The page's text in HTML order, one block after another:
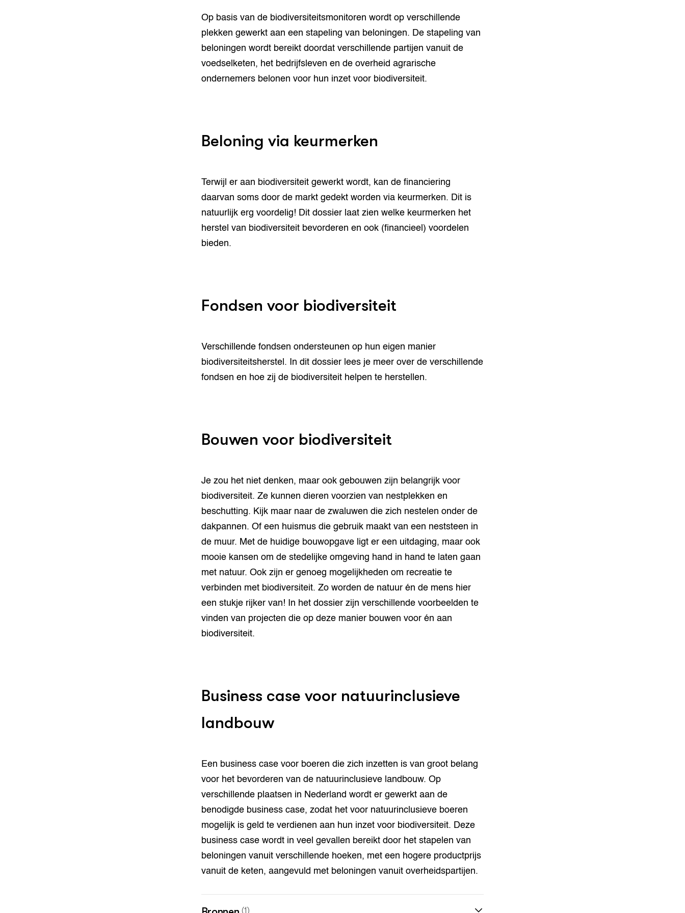
Op basis van de biodiversiteitsmonitoren wordt op verschillende
plekken gewerkt aan een stapeling van beloningen. De stapeling van
beloningen wordt bereikt doordat verschillende partijen vanuit de
voedselketen, het bedrijfsleven en de overheid agrarische
ondernemers belonen voor hun inzet voor biodiversiteit.
Beloning via keurmerken
Terwijl er aan biodiversiteit gewerkt wordt, kan de financiering
daarvan soms door de markt gedekt worden via keurmerken. Dit is
natuurlijk erg voordelig! Dit dossier laat zien welke keurmerken het
herstel van biodiversiteit bevorderen en ook (financieel) voordelen
bieden.
Fondsen voor biodiversiteit
Verschillende fondsen ondersteunen op hun eigen manier
biodiversiteitsherstel. In dit dossier lees je meer over de verschillende
fondsen en hoe zij de biodiversiteit helpen te herstellen.
Bouwen voor biodiversiteit
Je zou het niet denken, maar ook gebouwen zijn belangrijk voor
biodiversiteit. Ze kunnen dieren voorzien van nestplekken en
beschutting. Kijk maar naar de zwaluwen die zich nestelen onder de
dakpannen. Of een huismus die gebruik maakt van een neststeen in
de muur. Met de huidige bouwopgave ligt er een uitdaging, maar ook
mooie kansen om de stedelijke omgeving hand in hand te laten gaan
met natuur. Ook zijn er genoeg mogelijkheden om recreatie te
verbinden met biodiversiteit. Zo worden de natuur én de mens hier
een stukje rijker van! In het dossier zijn verschillende voorbeelden te
vinden van projecten die op deze manier bouwen voor én aan
biodiversiteit.
Business case voor natuurinclusieve
landbouw
Een business case voor boeren die zich inzetten is van groot belang
voor het bevorderen van de natuurinclusieve landbouw. Op
verschillende plaatsen in Nederland wordt er gewerkt aan de
benodigde business case, zodat het voor natuurinclusieve boeren
mogelijk is geld te verdienen aan hun inzet voor biodiversiteit. Deze
business case wordt in veel gevallen bereikt door het stapelen van
beloningen vanuit verschillende hoeken, met een hogere productprijs
vanuit de keten, aangevuld met beloningen vanuit overheidspartijen.
(1)